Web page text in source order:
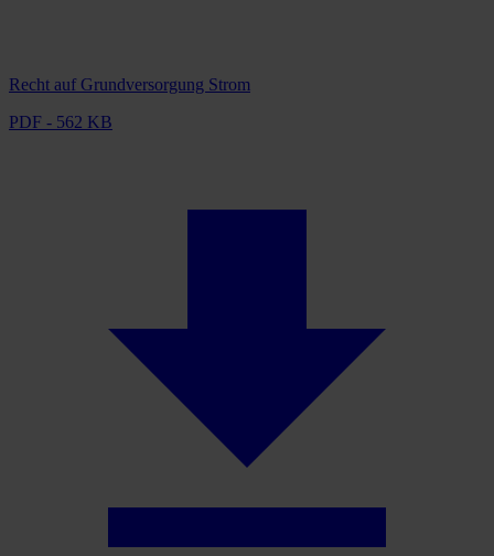
Recht auf Grundversorgung Strom
PDF - 562 KB